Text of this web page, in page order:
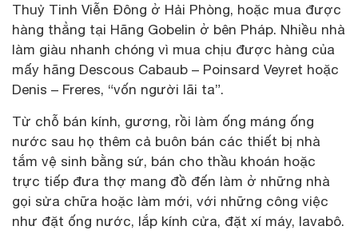
Thuỷ Tinh Viễn Đông ở Hải Phòng, hoặc mua được
hàng thẳng tại Hãng Gobelin ở bên Pháp. Nhiều nhà
làm giàu nhanh chóng vì mua chịu được hàng của
mấy hãng Descous Cabaub – Poinsard Veyret hoặc
Denis – Freres, “vốn người lãi ta”.
Từ chỗ bán kính, gương, rồi làm ống máng ống
nước sau họ thêm cả buôn bán các thiết bị nhà
tắm vệ sinh bằng sứ, bán cho thầu khoán hoặc
trực tiếp đưa thợ mang đồ đến làm ở những nhà
gọi sửa chữa hoặc làm mới, với những công việc
như đặt ống nước, lắp kính cửa, đặt xí máy, lavabô.